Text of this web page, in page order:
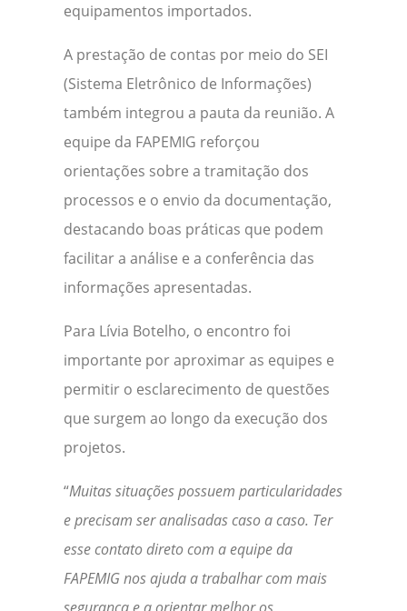
equipamentos importados.
A prestação de contas por meio do SEI
(Sistema Eletrônico de Informações)
também integrou a pauta da reunião. A
equipe da FAPEMIG reforçou
orientações sobre a tramitação dos
processos e o envio da documentação,
destacando boas práticas que podem
facilitar a análise e a conferência das
informações apresentadas.
Para Lívia Botelho, o encontro foi
importante por aproximar as equipes e
permitir o esclarecimento de questões
que surgem ao longo da execução dos
projetos.
“Muitas situações possuem particularidades
e precisam ser analisadas caso a caso. Ter
esse contato direto com a equipe da
FAPEMIG nos ajuda a trabalhar com mais